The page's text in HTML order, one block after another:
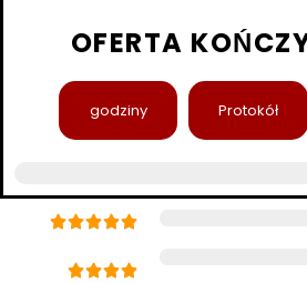
OFERTA
godziny Protokół